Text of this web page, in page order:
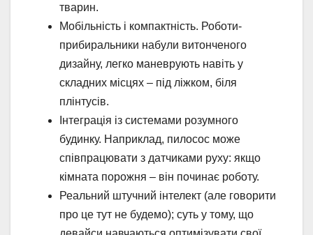
тварин.
Мобільність і компактність. Роботи-
прибиральники набули витонченого
дизайну, легко маневрують навіть у
складних місцях – під ліжком, біля
плінтусів.
Інтеграція із системами розумного
будинку. Наприклад, пилосос може
співпрацювати з датчиками руху: якщо
кімната порожня – він починає роботу.
Реальний штучний інтелект (але говорити
про це тут не будемо); суть у тому, що